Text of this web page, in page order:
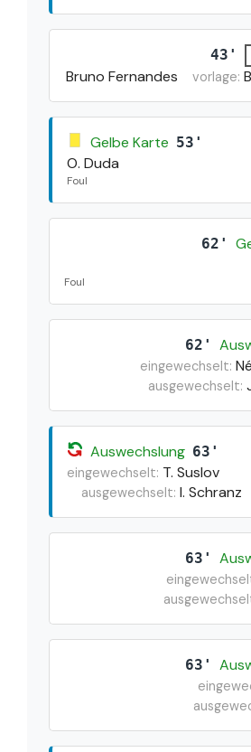
43'
Bruno Fernandes
vorlage:
Gelbe Karte 53'
O. Duda
Foul
62'
Foul
62'
eingewechselt:
ausgewechselt:
Auswechslung 63'
eingewechselt: T. Suslov
ausgewechselt: I. Schranz
63'
63'